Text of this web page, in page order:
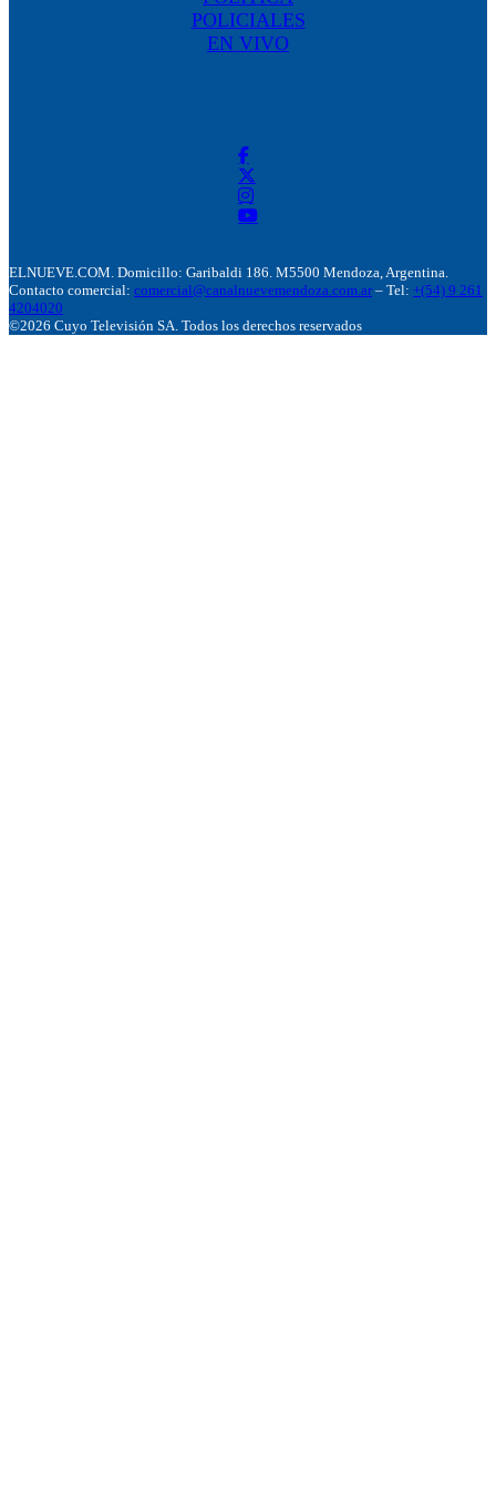
POLICIALES
EN VIVO
ELNUEVE.COM. Domicillo: Garibaldi 186. M5500 Mendoza, Argentina.
Contacto comercial: comercial@canalnuevemendoza.com.ar – Tel: +(54) 9 261
4204020
©2026 Cuyo Televisión SA. Todos los derechos reservados